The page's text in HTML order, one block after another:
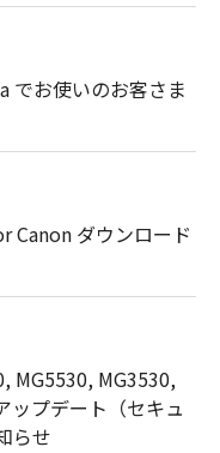
でお使いのお客さま
Canon ダウンロード
MG5530, MG3530,
ップデート（セキュ
らせ